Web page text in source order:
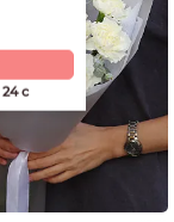
23 с